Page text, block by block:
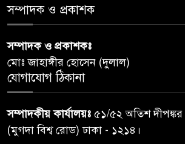
৬
গাজার
৭
কুলাউড়া
৮
সম্পাদক ও প্রকাশক
সম্পাদক ও প্রকাশকঃ
মোঃ জাহাঙ্গীর হোসেন (দুলাল)
যোগাযোগ ঠিকানা
সম্পাদকীয় কার্যালয়ঃ ৫১/৫২ অতিশ
(মুগদা বিশ্ব রোড) ঢাকা - ১২১৪।